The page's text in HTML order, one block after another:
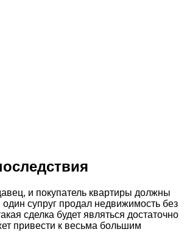
и покупатель квартиры должны
один супруг продал недвижимость без
сделка будет являться достаточно
привести к весьма большим